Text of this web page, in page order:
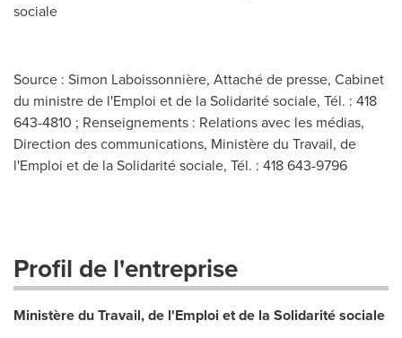
sociale
Source : Simon Laboissonnière, Attaché de presse, Cabinet
du ministre de l'Emploi et de la Solidarité sociale, Tél. : 418
643-4810 ; Renseignements : Relations avec les médias,
Direction des communications, Ministère du Travail, de
l'Emploi et de la Solidarité sociale, Tél. : 418 643-9796
Profil de l'entreprise
Ministère du Travail, de l'Emploi et de la Solidarité sociale